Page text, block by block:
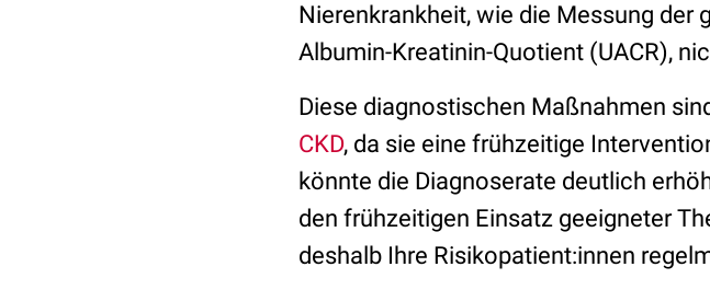
Nierenkrankheit, wie die Messung der
Albumin-Kreatinin-Quotient (UACR),
Diese diagnostischen Maßnahmen
CKD, da sie eine frühzeitige
könnte die Diagnoserate deutlich
den frühzeitigen Einsatz geeigneter
deshalb Ihre Risikopatient:innen